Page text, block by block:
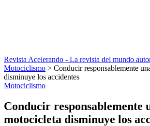
Revista Acelerando - La revista del mundo
Motociclismo > Conducir responsablemente
disminuye los accidentes
Motociclismo
Conducir responsablemente
motocicleta disminuye los